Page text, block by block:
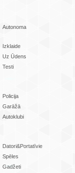
Autonoma
Izklaide
Uz Ūdens
Testi
Policija
Garāžā
Autoklubi
Datori&Portatīvie
Spēles
Gadžeti